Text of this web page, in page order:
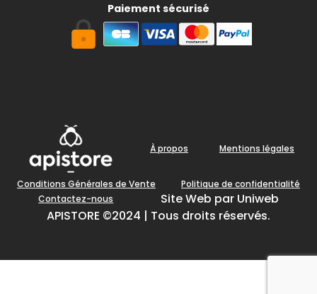
Paiement sécurisé
À propos Mentions légales
Conditions Générales de Vente
Politique de confidentialité
Contactez-nous
Site Web par Uniweb
APISTORE ©2024 | Tous droits réservés.